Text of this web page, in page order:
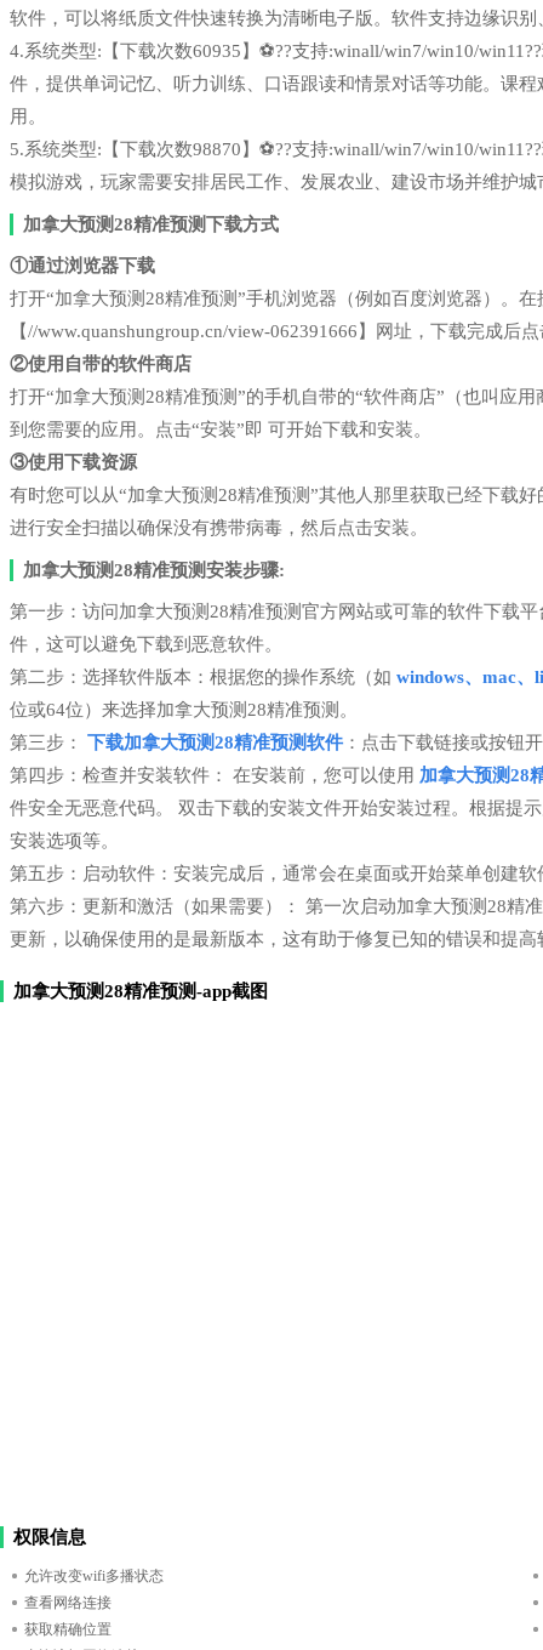
软件，可以将纸质文件快速转换为清晰电子版。软件支持边缘识
4.系统类型:【下载次数60935】⚽??支持:winall/win7/win10/
件，提供单词记忆、听力训练、口语跟读和情景对话等功能。课
用。
5.系统类型:【下载次数98870】⚽??支持:winall/win7/win10/
模拟游戏，玩家需要安排居民工作、发展农业、建设市场并维护
加拿大预测28精准预测下载方式
①通过浏览器下载
打开“加拿大预测28精准预测”手机浏览器（例如百度浏览器）。
【//www.quanshungroup.cn/view-062391666】网址，下载完成后
②使用自带的软件商店
打开“加拿大预测28精准预测”的手机自带的“软件商店”（也叫应
到您需要的应用。点击“安装”即 可开始下载和安装。
③使用下载资源
有时您可以从“加拿大预测28精准预测”其他人那里获取已经下载
进行安全扫描以确保没有携带病毒，然后点击安装。
加拿大预测28精准预测安装步骤:
第一步：访问加拿大预测28精准预测官方网站或可靠的软件下载
件，这可以避免下载到恶意软件。
第二步：选择软件版本：根据您的操作系统（如 windows、mac、
位或64位）来选择加拿大预测28精准预测。
第三步： 下载加拿大预测28精准预测软件 ：点击下载链接或按钮
第四步：检查并安装软件： 在安装前，您可以使用 加拿大预测28
件安全无恶意代码。 双击下载的安装文件开始安装过程。根据提
安装选项等。
第五步：启动软件：安装完成后，通常会在桌面或开始菜单创建
第六步：更新和激活（如果需要）： 第一次启动加拿大预测28精
更新，以确保使用的是最新版本，这有助于修复已知的错误和提高
加拿大预测28精准预测-app截图
权限信息
允许改变wifi多播状态
查看网络连接
获取精确位置